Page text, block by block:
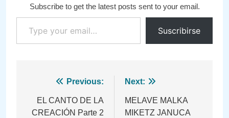
Subscribe to get the latest posts sent to your email.
Type your email…
Suscribirse
Navegación
de
Previous:
EL CANTO DE LA
CREACIÓN Parte 2
Next:
MELAVE MALKA
MIKETZ JANUCA